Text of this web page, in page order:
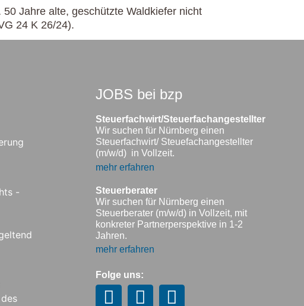
Jahre alte, geschützte Waldkiefer nicht
24 K 26/24).
-
JOBS bei bzp
Steuerfachwirt/Steuerfachangestellter
Wir suchen für Nürnberg einen
Steuerfachwirt/ Steuefachangestellter
(m/w/d) in Vollzeit.
mehr erfahren
Steuerberater
Wir suchen für Nürnberg einen
Steuerberater (m/w/d) in Vollzeit, mit
konkreter Partnerperspektive in 1-2
Jahren.
mehr erfahren
Folge uns: